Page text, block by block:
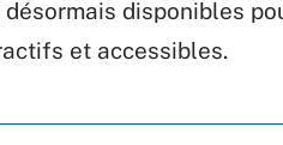
désormais disponibles
et accessibles.